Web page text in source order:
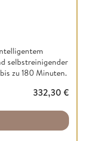
selbstreinigender
zu 180 Minuten.
332,30 €